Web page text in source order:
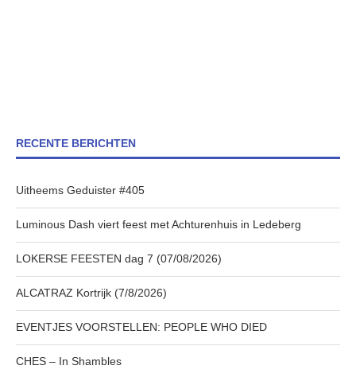
RECENTE BERICHTEN
Uitheems Geduister #405
Luminous Dash viert feest met Achturenhuis in Ledeberg
LOKERSE FEESTEN dag 7 (07/08/2026)
ALCATRAZ Kortrijk (7/8/2026)
EVENTJES VOORSTELLEN: PEOPLE WHO DIED
CHES – In Shambles